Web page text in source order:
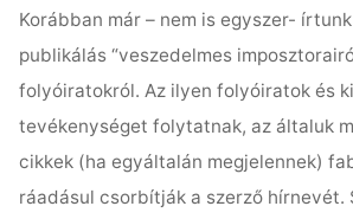
Korábban már – nem is egyszer-
publikálás “veszedelmes
folyóiratokról. Az ilyen folyóiratok és
tevékenységet folytatnak, az általuk
cikkek (ha egyáltalán megjelennek)
ráadásul csorbítják a szerző hírnevét.